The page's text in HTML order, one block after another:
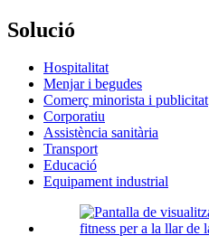
Solució
Hospitalitat
Menjar i begudes
Comerç minorista i publicitat
Corporatiu
Assistència sanitària
Transport
Educació
Equipament industrial